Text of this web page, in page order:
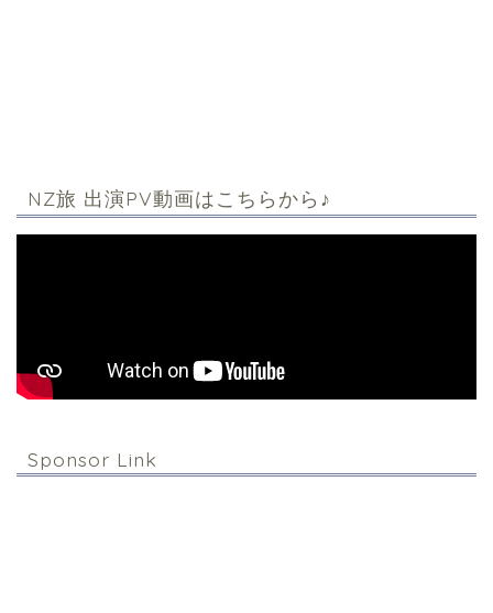
NZ旅 出演PV動画はこちらから♪
Sponsor Link